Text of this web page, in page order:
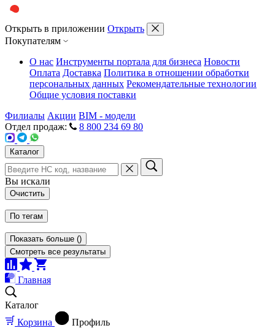
Открыть в приложении Открыть
Покупателям
О нас Инструменты портала для бизнеса Новости
Оплата Доставка Политика в отношении обработки
персональных данных Рекомендательные технологии
Общие условия поставки
Филиалы Акции BIM - модели
Отдел продаж:
8 800 234 69 80
Каталог
Вы искали
Очистить
По тегам
Показать больше ()
Смотреть все результаты
Главная
Каталог
Корзина
Профиль